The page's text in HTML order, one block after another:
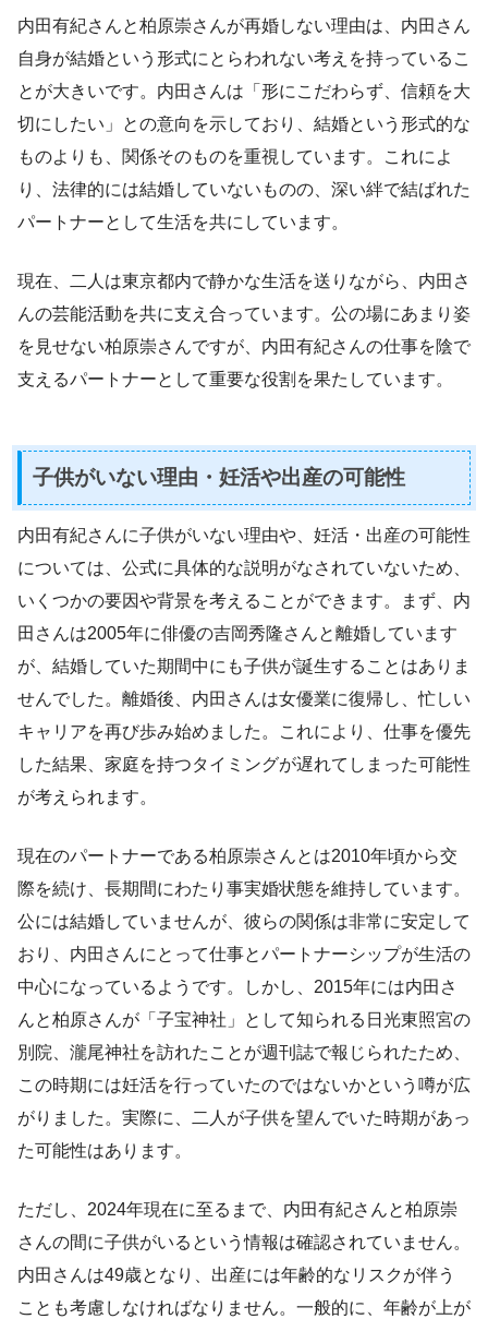
内田有紀さんと柏原崇さんが再婚しない理由は、内田さん
自身が結婚という形式にとらわれない考えを持っているこ
とが大きいです。内田さんは「形にこだわらず、信頼を大
切にしたい」との意向を示しており、結婚という形式的な
ものよりも、関係そのものを重視しています。これによ
り、法律的には結婚していないものの、深い絆で結ばれた
パートナーとして生活を共にしています。
現在、二人は東京都内で静かな生活を送りながら、内田さ
んの芸能活動を共に支え合っています。公の場にあまり姿
を見せない柏原崇さんですが、内田有紀さんの仕事を陰で
支えるパートナーとして重要な役割を果たしています。
子供がいない理由・妊活や出産の可能性
内田有紀さんに子供がいない理由や、妊活・出産の可能性
については、公式に具体的な説明がなされていないため、
いくつかの要因や背景を考えることができます。まず、内
田さんは2005年に俳優の吉岡秀隆さんと離婚しています
が、結婚していた期間中にも子供が誕生することはありま
せんでした。離婚後、内田さんは女優業に復帰し、忙しい
キャリアを再び歩み始めました。これにより、仕事を優先
した結果、家庭を持つタイミングが遅れてしまった可能性
が考えられます。
現在のパートナーである柏原崇さんとは2010年頃から交
際を続け、長期間にわたり事実婚状態を維持しています。
公には結婚していませんが、彼らの関係は非常に安定して
おり、内田さんにとって仕事とパートナーシップが生活の
中心になっているようです。しかし、2015年には内田さ
んと柏原さんが「子宝神社」として知られる日光東照宮の
別院、瀧尾神社を訪れたことが週刊誌で報じられたため、
この時期には妊活を行っていたのではないかという噂が広
がりました。実際に、二人が子供を望んでいた時期があっ
た可能性はあります。
ただし、2024年現在に至るまで、内田有紀さんと柏原崇
さんの間に子供がいるという情報は確認されていません。
内田さんは49歳となり、出産には年齢的なリスクが伴う
ことも考慮しなければなりません。一般的に、年齢が上が